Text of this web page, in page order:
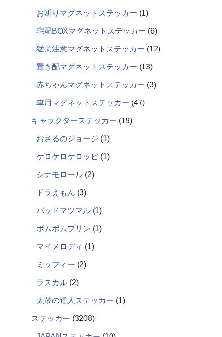
お断りマグネットステッカー 1
宅配BOXマグネットステッカー 6
猛犬注意マグネットステッカー 12
置き配マグネットステッカー 13
赤ちゃんマグネットステッカー 3
車用マグネットステッカー 47
キャラクターステッカー 19
おさるのジョージ 1
ケロケロケロッピ 1
シナモロール 2
ドラえもん 3
バッドマツマル 1
ポムポムプリン 1
マイメロディ 1
ミッフィー 2
ラスカル 2
太鼓の達人ステッカー 1
ステッカー 3208